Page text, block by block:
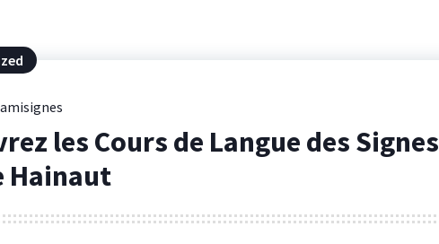
les Cours de Langue des Signes
Hainaut